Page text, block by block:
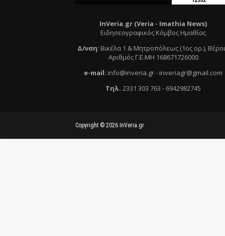
InVeria.gr (Veria - Ιmathia News)
Ειδησεογραφικός Κόμβος Ημαθίας
Δ/νση: Βικέλα 1 & Μητροπόλεως (1ος ορ.),
Αριθμός Γ.Ε.ΜΗ 168671726000
e-mail: info@inveria.gr- inveriagr@gmail.com
Τηλ. 2331 303 763 - 6942982745
Copyright © 2026 InVeria.gr